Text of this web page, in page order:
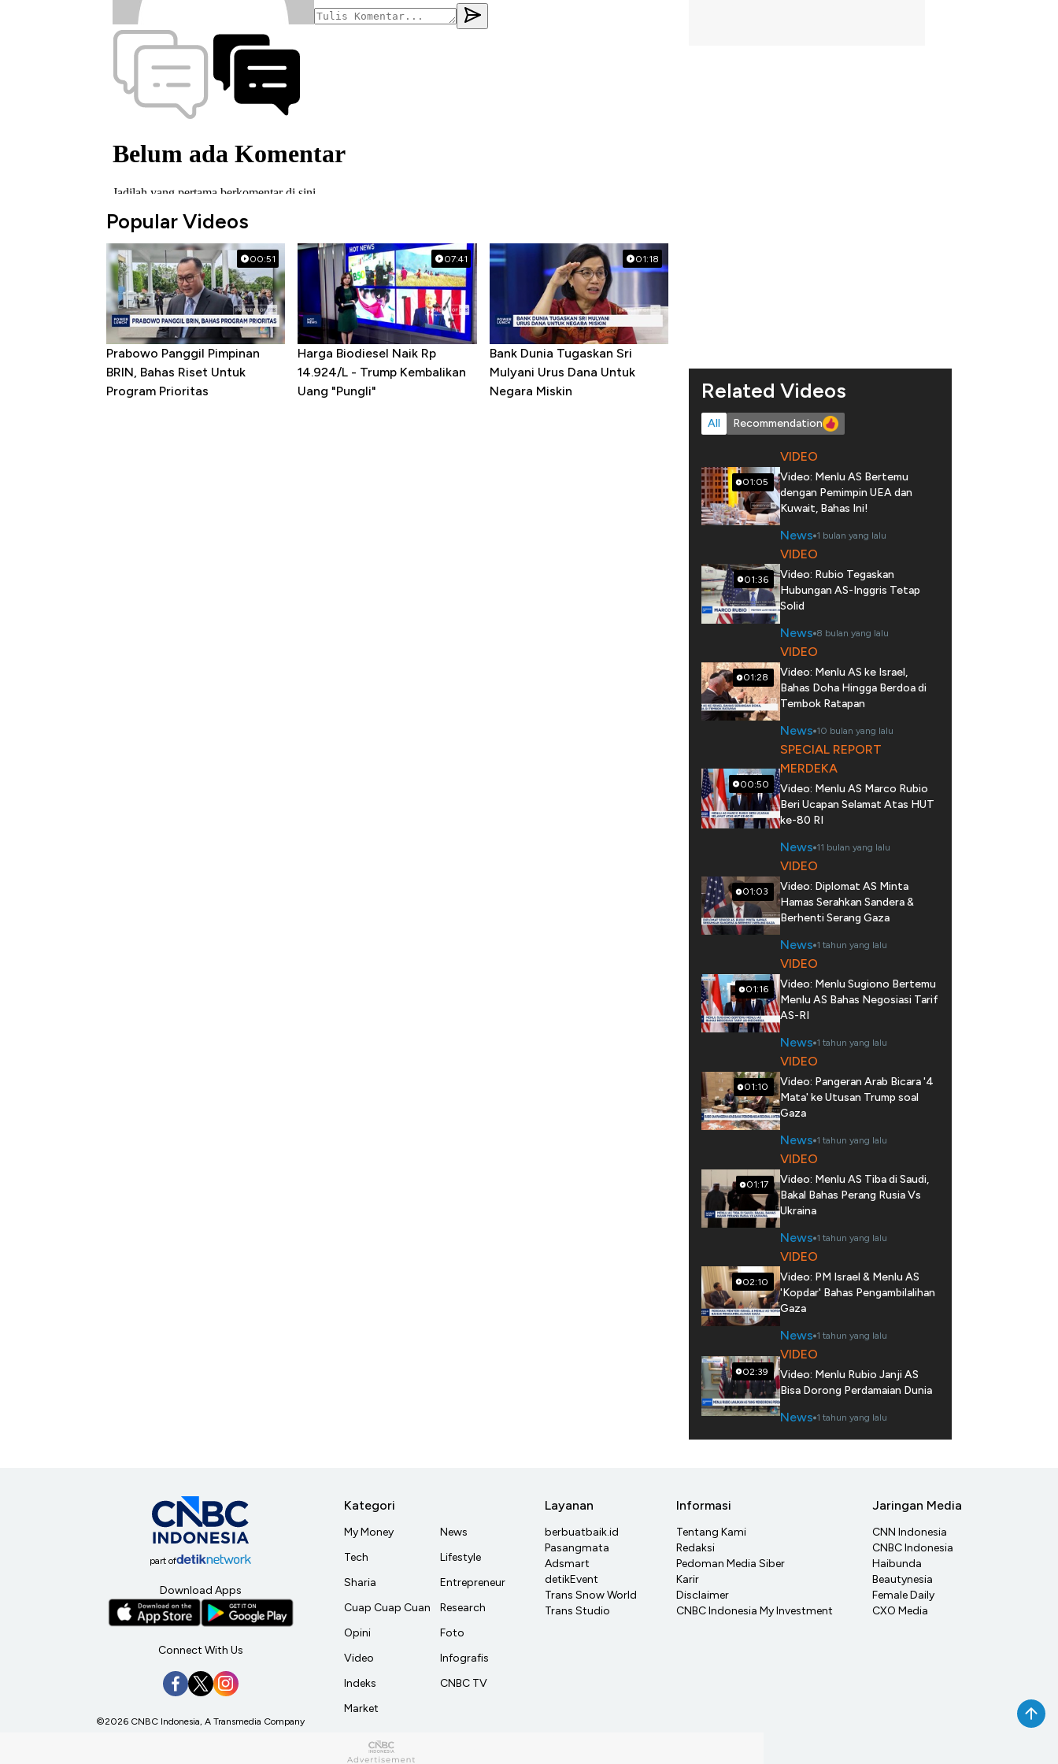
Popular Videos
00:51
Prabowo Panggil Pimpinan
BRIN, Bahas Riset Untuk
Program Prioritas
07:41
Harga Biodiesel Naik Rp
14.924/L - Trump Kembalikan
Uang "Pungli"
01:18
Bank Dunia Tugaskan Sri
Mulyani Urus Dana Untuk
Negara Miskin
Related Videos
All Recommendation
01:05
VIDEO
Video: Menlu AS Bertemu
dengan Pemimpin UEA dan
Kuwait, Bahas Ini!
News 1 bulan yang lalu
01:36
VIDEO
Video: Rubio Tegaskan
Hubungan AS-Inggris Tetap
Solid
News 8 bulan yang lalu
01:28
VIDEO
Video: Menlu AS ke Israel,
Bahas Doha Hingga Berdoa di
Tembok Ratapan
News 10 bulan yang lalu
00:50
SPECIAL REPORT
MERDEKA
Video: Menlu AS Marco Rubio
Beri Ucapan Selamat Atas HUT
ke-80 RI
News 11 bulan yang lalu
01:03
VIDEO
Video: Diplomat AS Minta
Hamas Serahkan Sandera &
Berhenti Serang Gaza
News 1 tahun yang lalu
01:16
VIDEO
Video: Menlu Sugiono Bertemu
Menlu AS Bahas Negosiasi Tarif
AS-RI
News 1 tahun yang lalu
01:10
VIDEO
Video: Pangeran Arab Bicara '4
Mata' ke Utusan Trump soal
Gaza
News 1 tahun yang lalu
01:17
VIDEO
Video: Menlu AS Tiba di Saudi,
Bakal Bahas Perang Rusia Vs
Ukraina
News 1 tahun yang lalu
02:10
VIDEO
Video: PM Israel & Menlu AS
'Kopdar' Bahas Pengambilalihan
Gaza
News 1 tahun yang lalu
02:39
VIDEO
Video: Menlu Rubio Janji AS
Bisa Dorong Perdamaian Dunia
News 1 tahun yang lalu
part of
Download Apps
Connect With Us
©2026 CNBC Indonesia, A Transmedia Company
Kategori
My Money
Tech
Sharia
Cuap Cuap Cuan
Opini
Video
Indeks
Market
News
Lifestyle
Entrepreneur
Research
Foto
Infografis
CNBC TV
Layanan
berbuatbaik.id
Pasangmata
Adsmart
detikEvent
Trans Snow World
Trans Studio
Informasi
Tentang Kami
Redaksi
Pedoman Media Siber
Karir
Disclaimer
CNBC Indonesia My Investment
Jaringan Media
CNN Indonesia
CNBC Indonesia
Haibunda
Beautynesia
Female Daily
CXO Media